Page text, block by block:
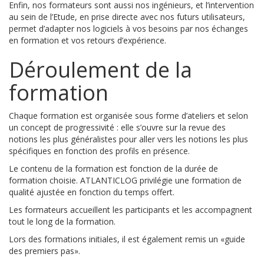
Enfin, nos formateurs sont aussi nos ingénieurs, et l’intervention
au sein de l’Etude, en prise directe avec nos futurs utilisateurs,
permet d’adapter nos logiciels à vos besoins par nos échanges
en formation et vos retours d’expérience.
Déroulement de la
formation
Chaque formation est organisée sous forme d’ateliers et selon
un concept de progressivité : elle s’ouvre sur la revue des
notions les plus généralistes pour aller vers les notions les plus
spécifiques en fonction des profils en présence.
Le contenu de la formation est fonction de la durée de
formation choisie. ATLANTICLOG privilégie une formation de
qualité ajustée en fonction du temps offert.
Les formateurs accueillent les participants et les accompagnent
tout le long de la formation.
Lors des formations initiales, il est également remis un «guide
des premiers pas».